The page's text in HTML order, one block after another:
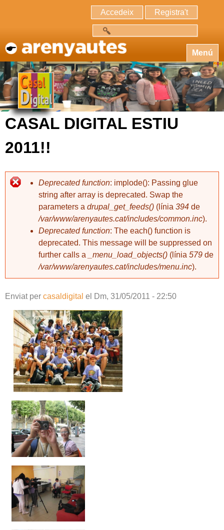
Accedeix Registra't
Menú
CASAL DIGITAL ESTIU
2011!!
Deprecated function: implode(): Passing glue
string after array is deprecated. Swap the
parameters a drupal_get_feeds() (línia 394 de
/var/www/arenyautes.cat/includes/common.inc).
Deprecated function: The each() function is
deprecated. This message will be suppressed on
further calls a
_menu_load_objects() (línia 579 de
/var/www/arenyautes.cat/includes/menu.inc).
Enviat per casaldigital el Dm, 31/05/2011 - 22:50